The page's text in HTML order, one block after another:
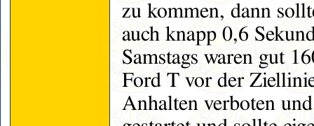
zu kommen, dann
auch knapp 0,6
Samstags waren gut
Ford T vor der
Anhalten verboten